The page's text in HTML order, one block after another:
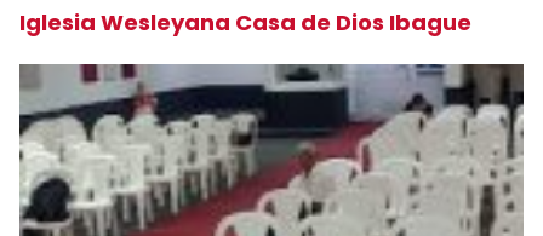
Iglesia Wesleyana Casa de Dios Ibague